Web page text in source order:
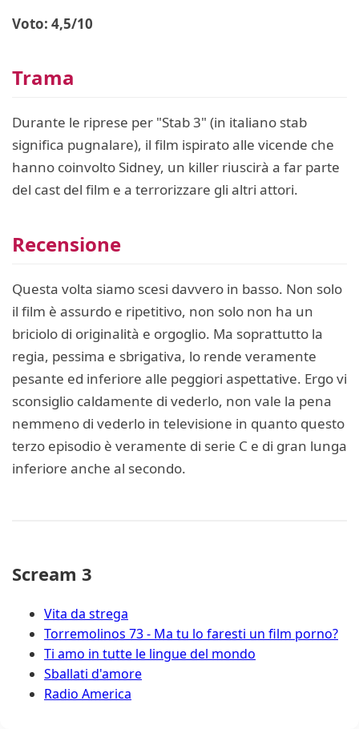
Voto: 4,5/10
Trama
Durante le riprese per "Stab 3" (in italiano stab
significa pugnalare), il film ispirato alle vicende che
hanno coinvolto Sidney, un killer riuscirà a far parte
del cast del film e a terrorizzare gli altri attori.
Recensione
Questa volta siamo scesi davvero in basso. Non solo
il film è assurdo e ripetitivo, non solo non ha un
briciolo di originalità e orgoglio. Ma soprattutto la
regia, pessima e sbrigativa, lo rende veramente
pesante ed inferiore alle peggiori aspettative. Ergo vi
sconsiglio caldamente di vederlo, non vale la pena
nemmeno di vederlo in televisione in quanto questo
terzo episodio è veramente di serie C e di gran lunga
inferiore anche al secondo.
Scream 3
Vita da strega
Torremolinos 73 - Ma tu lo faresti un film porno?
Ti amo in tutte le lingue del mondo
Sballati d'amore
Radio America